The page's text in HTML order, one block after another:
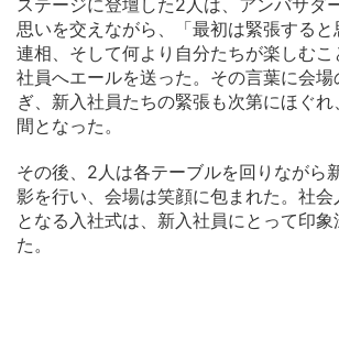
ステージに登壇した2人は、アンバサダ
思いを交えながら、「最初は緊張すると
連相、そして何より自分たちが楽しむこ
社員へエールを送った。その言葉に会場
ぎ、新入社員たちの緊張も次第にほぐ
間となった。
その後、2人は各テーブルを回りながら
影を行い、会場は笑顔に包まれた。社
となる入社式は、新入社員にとって印象
た。